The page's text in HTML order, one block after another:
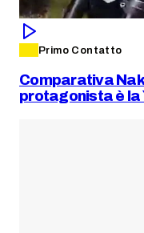
Primo Contatto
Comparativa
protagonista è la